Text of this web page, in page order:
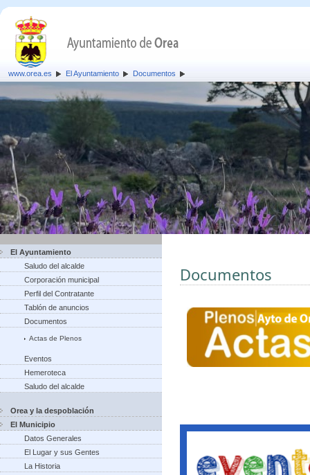
www.orea.es El Ayuntamiento Documentos
El Ayuntamiento
Saludo del alcalde
Corporación municipal
Perfil del Contratante
Tablón de anuncios
Documentos
Actas de Plenos
Eventos
Hemeroteca
Saludo del alcalde
Orea y la despoblación
El Municipio
Datos Generales
El Lugar y sus Gentes
La Historia
Documentos